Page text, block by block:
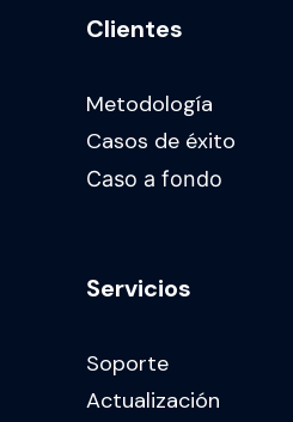
Clientes
Metodología
Casos de éxito
Caso a fondo
Servicios
Soporte
Actualización